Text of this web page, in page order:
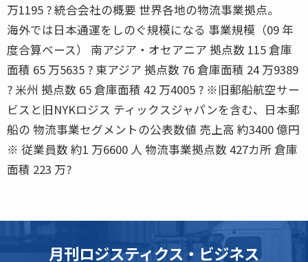
万1195 ? 統合会社の概要 世界各地の物流事業拠点。
海外では日本通運をしのぐ規模になる 事業規模（09 年
度合算ベース） 南アジア・オセアニア 拠点数 115 倉庫
面積 65 万5635 ? 東アジア 拠点数 76 倉庫面積 24 万9389
? 米州 拠点数 65 倉庫面積 42 万4005 ? ※旧郵船航空サー
ビスと旧NYKロジス ティックスジャパンを含む、日本郵
船の 物流事業セグメントの公表数値 売上高 約3400 億円
※ 従業員数 約1 万6600 人 物流事業拠点数 427カ所 倉庫
面積 223 万?
月刊ロジスティクス・ビジネス